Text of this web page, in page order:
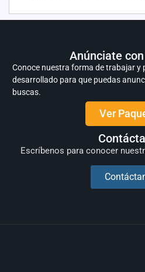
Anúnciate
Conoce nuestra forma de trabajar y
desarrollado para que puedas
buscas.
Ver
Escríbenos para conocer